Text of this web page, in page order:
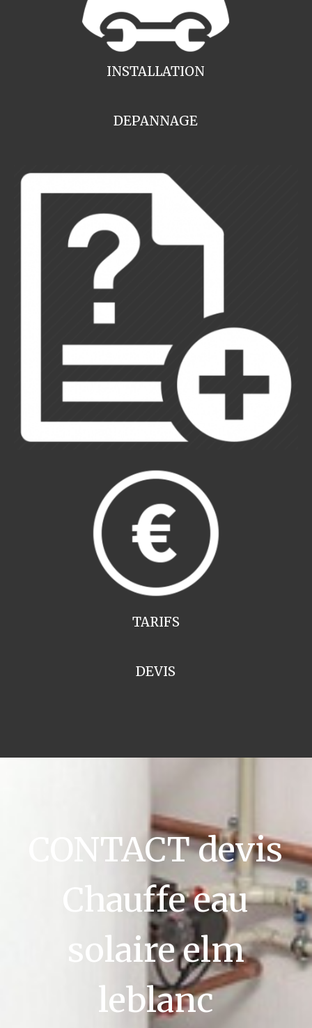
INSTALLATION
DEPANNAGE
TARIFS
DEVIS
CONTACT devis
Chauffe eau
solaire elm
leblanc